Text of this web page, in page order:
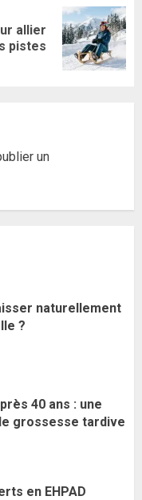
allier
pistes
un
naturellement
?
40 ans : une
grossesse tardive
en EHPAD